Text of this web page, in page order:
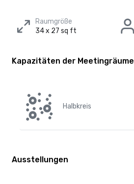
Raumgröße
34 x 27 sq ft
Kapazitäten der Meetingräume
Halbkreis
Ausstellungen